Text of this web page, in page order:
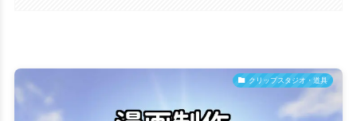
クリップスタジオ・道具